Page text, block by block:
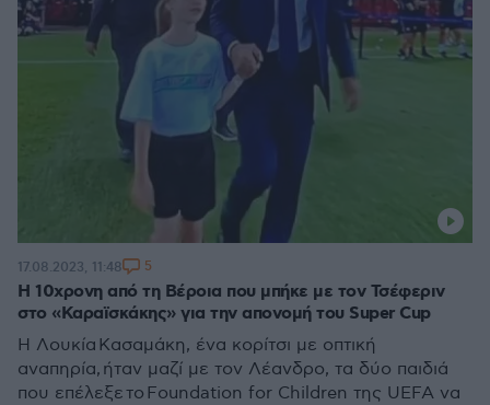
Η 10χρονη από τη Βέροια που μπήκε με τον Τσέφεριν
στο «Καραϊσκάκης» για την απονομή του Super Cup
Η Λουκία Κασαμάκη, ένα κορίτσι με οπτική
αναπηρία, ήταν μαζί με τον Λέανδρο, τα δύο παιδιά
που επέλεξε το Foundation for Children της UEFA να
17.08.2023, 11:48 5